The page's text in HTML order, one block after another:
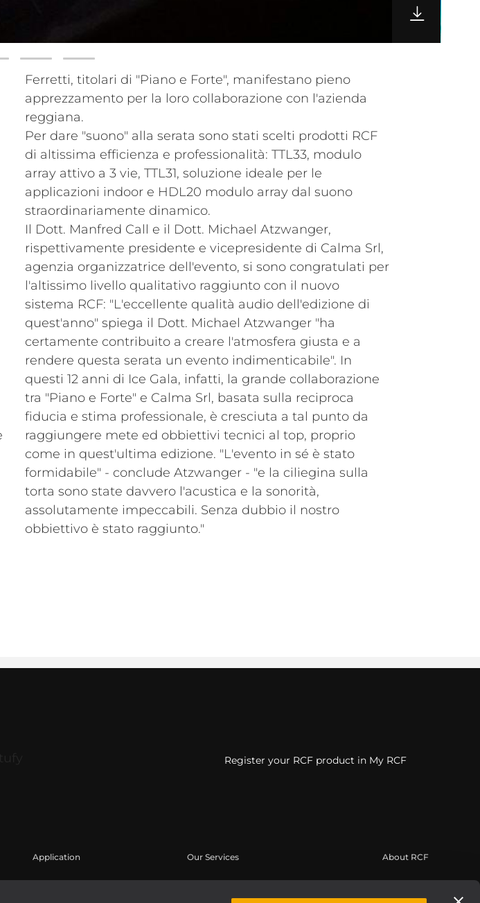
Ferretti, titolari di "Piano e Forte", manifestano pieno
apprezzamento per la loro collaborazione con l'azienda
reggiana.
Per dare "suono" alla serata sono stati scelti prodotti RCF
di altissima efficienza e professionalità: TTL33, modulo
array attivo a 3 vie, TTL31, soluzione ideale per le
applicazioni indoor e HDL20 modulo array dal suono
straordinariamente dinamico.
Il Dott. Manfred Call e il Dott. Michael Atzwanger,
rispettivamente presidente e vicepresidente di Calma Srl,
agenzia organizzatrice dell'evento, si sono congratulati per
l'altissimo livello qualitativo raggiunto con il nuovo
sistema RCF: "L'eccellente qualità audio dell'edizione di
quest'anno" spiega il Dott. Michael Atzwanger "ha
certamente contribuito a creare l'atmosfera giusta e a
rendere questa serata un evento indimenticabile". In
questi 12 anni di Ice Gala, infatti, la grande collaborazione
tra "Piano e Forte" e Calma Srl, basata sulla reciproca
fiducia e stima professionale, è cresciuta a tal punto da
raggiungere mete ed obbiettivi tecnici al top, proprio
come in quest'ultima edizione. "L'evento in sé è stato
formidabile" - conclude Atzwanger - "e la ciliegina sulla
torta sono state davvero l'acustica e la sonorità,
assolutamente impeccabili. Senza dubbio il nostro
obbiettivo è stato raggiunto."
Register your RCF product in My RCF
Application Our Services About RCF